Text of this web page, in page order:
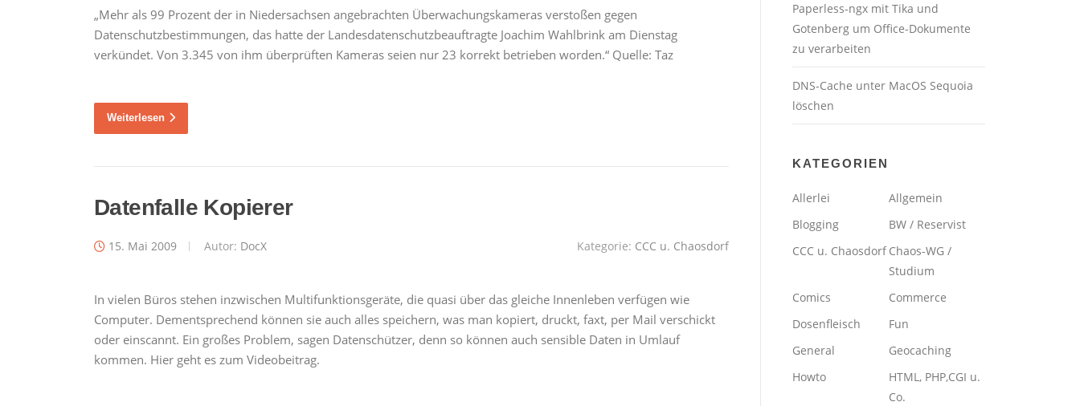
„Mehr als 99 Prozent der in Niedersachsen angebrachten Überwachungskameras verstoßen gegen
Datenschutzbestimmungen, das hatte der Landesdatenschutzbeauftragte Joachim Wahlbrink am Dienstag
verkündet. Von 3.345 von ihm überprüften Kameras seien nur 23 korrekt betrieben worden.“ Quelle: Taz
Weiterlesen
Datenfalle Kopierer
15. Mai 2009 Autor: DocX Kategorie: CCC u. Chaosdorf
In vielen Büros stehen inzwischen Multifunktionsgeräte, die quasi über das gleiche Innenleben verfügen wie
Computer. Dementsprechend können sie auch alles speichern, was man kopiert, druckt, faxt, per Mail verschickt
oder einscannt. Ein großes Problem, sagen Datenschützer, denn so können auch sensible Daten in Umlauf
kommen. Hier geht es zum Videobeitrag.
Paperless-ngx mit Tika und
Gotenberg um Office-Dokumente
zu verarbeiten
DNS-Cache unter MacOS Sequoia
löschen
KATEGORIEN
Allerlei
Allgemein
Blogging
BW / Reservist
CCC u. Chaosdorf Chaos-WG /
Studium
Comics
Commerce
Dosenfleisch
Fun
General
Geocaching
Howto
HTML, PHP,CGI u.
Co.